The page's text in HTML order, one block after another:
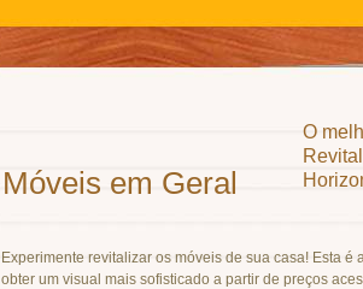
O
Móveis em Geral
Experimente revitalizar os móveis de sua casa! Esta
obter um visual mais sofisticado a partir de preços